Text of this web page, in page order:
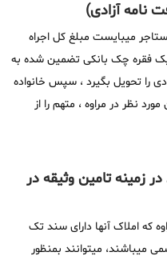
میبایست مبلغ کل اجراه
یک فقره چک بانکی تضمین شده به
را تحویل بگیرد ، سپس خانواده
مورد نظر در مراوه ، متهم را از
زمینه تامین وثیقه در
که املاک آنها دارای سند تک
رسمی میباشند، میتوانند بمنظور